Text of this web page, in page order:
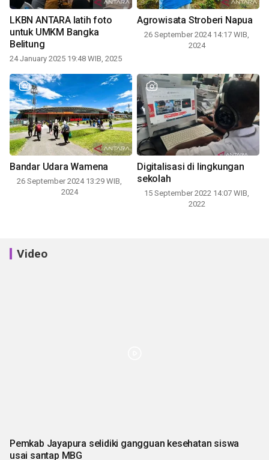
LKBN ANTARA latih foto
untuk UMKM Bangka
Belitung
24 January 2025 19:48 WIB, 2025
Agrowisata Stroberi Napua
26 September 2024 14:17 WIB,
2024
Bandar Udara Wamena
26 September 2024 13:29 WIB,
2024
Digitalisasi di lingkungan
sekolah
15 September 2022 14:07 WIB,
2022
Video
Pemkab Jayapura selidiki gangguan kesehatan siswa
usai santap MBG